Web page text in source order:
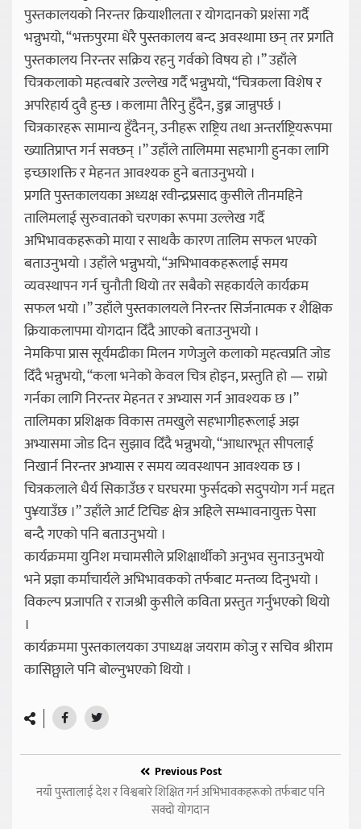
पुस्तकालयको निरन्तर क्रियाशीलता र योगदानको प्रशंसा गर्दै
भन्नुभयो, “भक्तपुरमा धेरै पुस्तकालय बन्द अवस्थामा छन् तर प्रगति
पुस्तकालय निरन्तर सक्रिय रहनु गर्वको विषय हो ।” उहाँले
चित्रकलाको महत्वबारे उल्लेख गर्दै भन्नुभयो, “चित्रकला विशेष र
अपरिहार्य दुवै हुन्छ । कलामा तैरिनु हुँदैन, डुब्न जान्नुपर्छ ।
चित्रकारहरू सामान्य हुँदैनन्, उनीहरू राष्ट्रिय तथा अन्तर्राष्ट्रियरूपमा
ख्यातिप्राप्त गर्न सक्छन् ।” उहाँले तालिममा सहभागी हुनका लागि
इच्छाशक्ति र मेहनत आवश्यक हुने बताउनुभयो ।
प्रगति पुस्तकालयका अध्यक्ष रवीन्द्रप्रसाद कुसीले तीनमहिने
तालिमलाई सुरुवातको चरणका रूपमा उल्लेख गर्दै
अभिभावकहरूको माया र साथकै कारण तालिम सफल भएको
बताउनुभयो । उहाँले भन्नुभयो, “अभिभावकहरूलाई समय
व्यवस्थापन गर्न चुनौती थियो तर सबैको सहकार्यले कार्यक्रम
सफल भयो ।” उहाँले पुस्तकालयले निरन्तर सिर्जनात्मक र शैक्षिक
क्रियाकलापमा योगदान दिँदै आएको बताउनुभयो ।
नेमकिपा प्रास सूर्यमढीका मिलन गणेजुले कलाको महत्वप्रति जोड
दिँदै भन्नुभयो, “कला भनेको केवल चित्र होइन, प्रस्तुति हो — राम्रो
गर्नका लागि निरन्तर मेहनत र अभ्यास गर्न आवश्यक छ ।”
तालिमका प्रशिक्षक विकास तमखुले सहभागीहरूलाई अझ
अभ्यासमा जोड दिन सुझाव दिँदै भन्नुभयो, “आधारभूत सीपलाई
निखार्न निरन्तर अभ्यास र समय व्यवस्थापन आवश्यक छ ।
चित्रकलाले धैर्य सिकाउँछ र घरघरमा फुर्सदको सदुपयोग गर्न मद्दत
पु¥याउँछ ।” उहाँले आर्ट टिचिङ क्षेत्र अहिले सम्भावनायुक्त पेसा
बन्दै गएको पनि बताउनुभयो ।
कार्यक्रममा युनिश मचामसीले प्रशिक्षार्थीको अनुभव सुनाउनुभयो
भने प्रज्ञा कर्माचार्यले अभिभावकको तर्फबाट मन्तव्य दिनुभयो ।
विकल्प प्रजापति र राजश्री कुसीले कविता प्रस्तुत गर्नुभएको थियो
।
कार्यक्रममा पुस्तकालयका उपाध्यक्ष जयराम कोजु र सचिव श्रीराम
कासिछ्वाले पनि बोल्नुभएको थियो ।
Previous Post
नयाँ पुस्तालाई देश र विश्वबारे शिक्षित गर्न अभिभावकहरूको तर्फबाट पनि
सक्दो योगदान